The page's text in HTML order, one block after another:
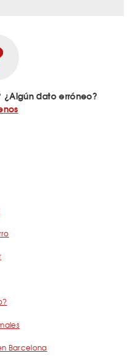
¿Algún dato erróneo?
Barcelona